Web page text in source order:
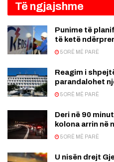
Të ngjajshme
Punime të
të ketë
5 ORË MË PARË
Reagim i
parandalohet
5 ORË MË PARË
Deri në 90
kolona arrin në
5 ORË MË PARË
U nisën drejt